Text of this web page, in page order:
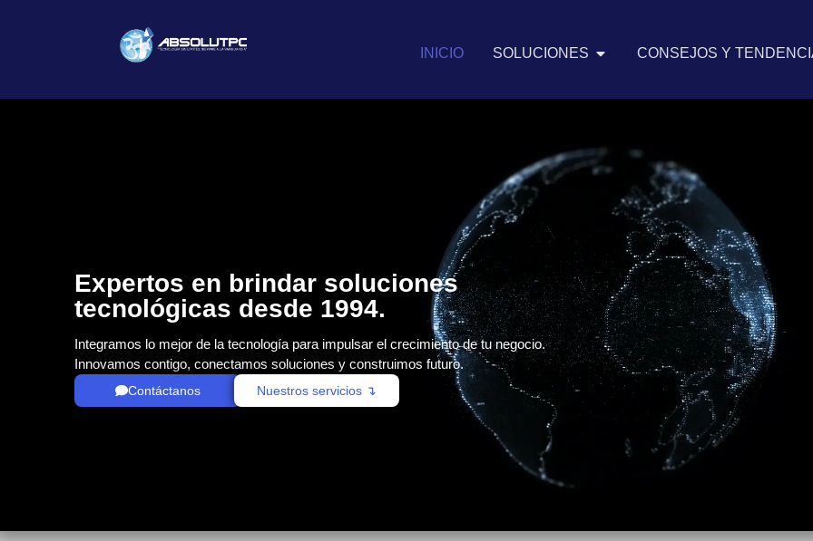
INICIO SOLUCIONES CONSEJOS Y
Expertos en brindar soluciones
tecnológicas desde 1994.
Integramos lo mejor de la tecnología para impulsar el crecimiento de tu negocio.
Innovamos contigo, conectamos soluciones y construimos futuro.
Contáctanos Nuestros servicios ↴